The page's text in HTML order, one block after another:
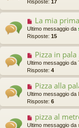
Risposte: 17
La mia
Ultimo messaggio da
Risposte: 15
Pizza in
Ultimo messaggio da
Risposte: 4
Pizza alla
Ultimo messaggio da
Risposte: 6
pizza al
Ultimo messaggio da